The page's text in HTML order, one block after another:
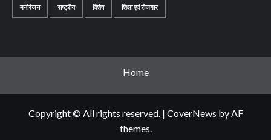
मनोरंजन राष्ट्रीय विशेष शिक्षा एवं रोजगार
Home
Copyright © All rights reserved. | CoverNews by AF
themes.